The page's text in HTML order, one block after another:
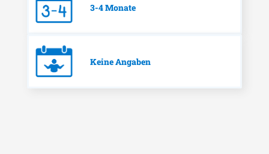
3-4 Monate
Keine Angaben